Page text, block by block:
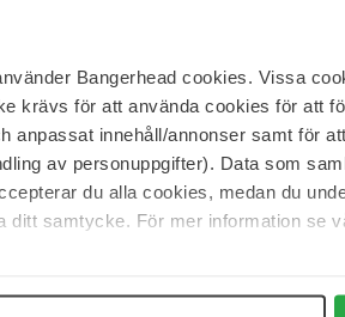
Bangerhead cookies. Vissa
krävs för att använda cookies för att
anpassat innehåll/annonser samt för
av personuppgifter). Data som
du alla cookies, medan du
ditt samtycke. För mer information se
Support
Veelgestelde